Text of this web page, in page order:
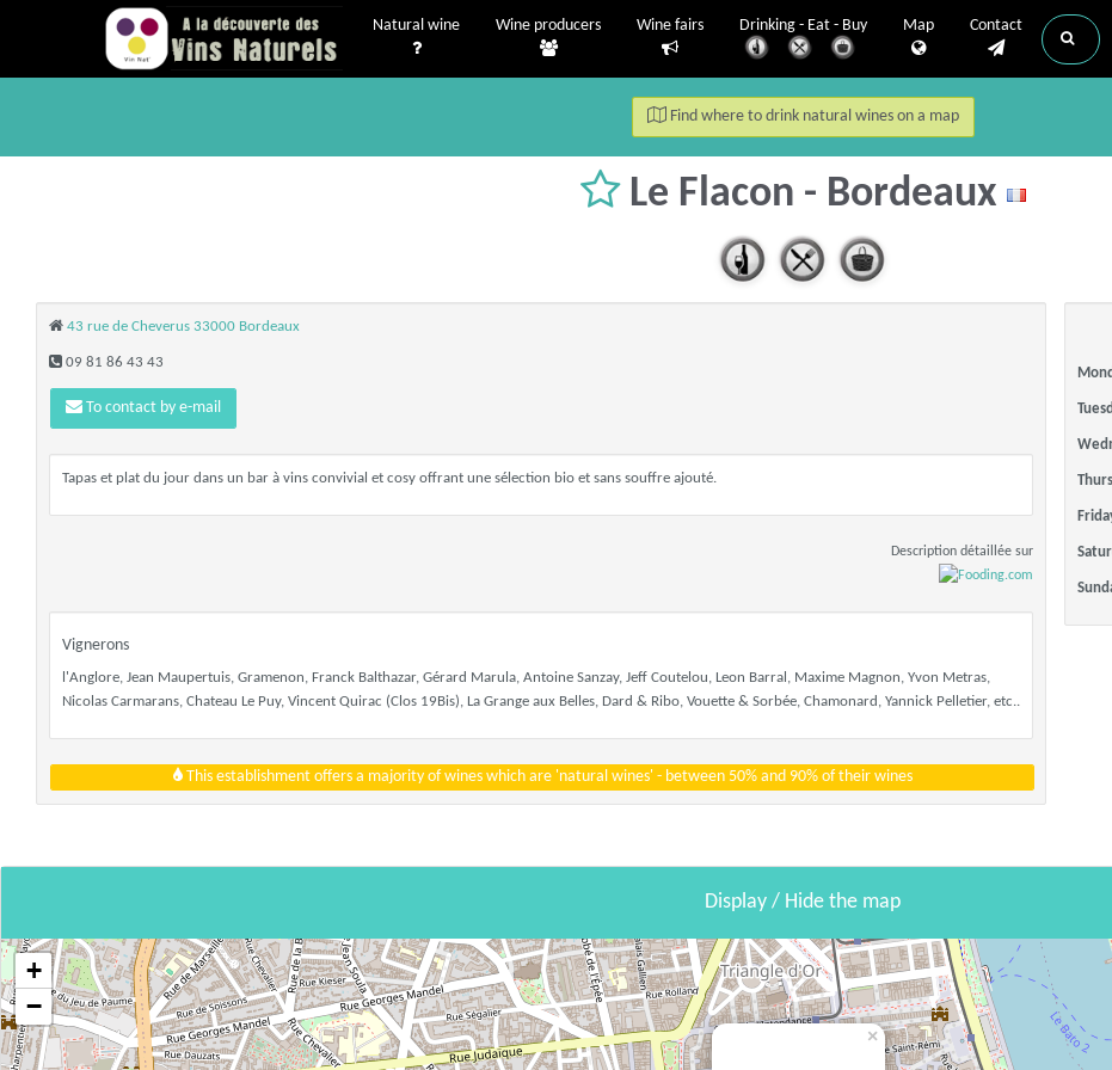
Natural wine Wine producers Wine fairs Drinking - Eat - Buy Map Contact
Find where to drink natural wines on a map
Le Flacon - Bordeaux
43 rue de Cheverus 33000 Bordeaux
09 81 86 43 43
To contact by e-mail
Tapas et plat du jour dans un bar à vins convivial et cosy offrant une sélection bio et sans souffre ajouté.
Description détaillée sur
Vignerons
l'Anglore, Jean Maupertuis, Gramenon, Franck Balthazar, Gérard Marula, Antoine Sanzay, Jeff Coutelou, Leon Barral, Maxime Magnon, Yvon Metras,
Nicolas Carmarans, Chateau Le Puy, Vincent Quirac (Clos 19Bis), La Grange aux Belles, Dard & Ribo, Vouette & Sorbée, Chamonard, Yannick Pelletier, etc..
This establishment offers a majority of wines which are 'natural wines' - between 50% and 90% of their wines
Display / Hide the map
×
+
−